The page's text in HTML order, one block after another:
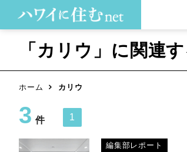
「カリウ」に関連
ホーム カリウ
3 件 1
編集部レポート